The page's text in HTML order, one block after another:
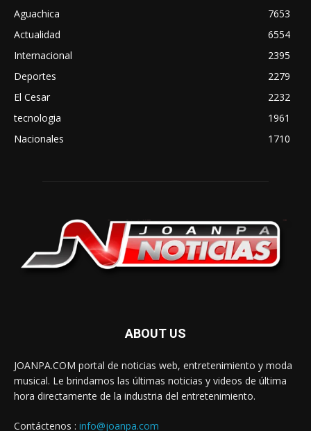
Aguachica
7653
Actualidad
6554
Internacional
2395
Deportes
2279
El Cesar
2232
tecnologia
1961
Nacionales
1710
ABOUT US
JOANPA.COM portal de noticias web, entretenimiento y moda
musical. Le brindamos las últimas noticias y videos de última
hora directamente de la industria del entretenimiento.
Contáctenos : info@joanpa.com